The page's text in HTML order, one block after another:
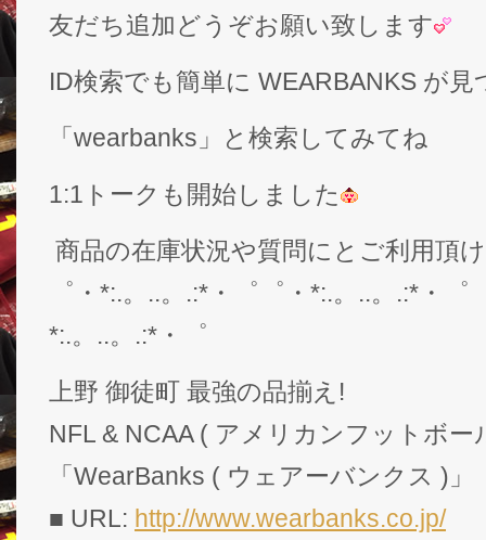
友だち追加どうぞお願い致します
ID検索でも簡単に WEARBANKS が
「wearbanks」と検索してみてね
1:1トークも開始しました
商品の在庫状況や質問にとご利用頂
゜・*:.。..。.:*・゜゜・*:.。..。.:*・
*:.。..。.:*・゜
上野 御徒町 最強の品揃え!
NFL & NCAA ( アメリカンフットボー
「WearBanks ( ウェアーバンクス )」
■ URL: http://www.wearbanks.co.jp/